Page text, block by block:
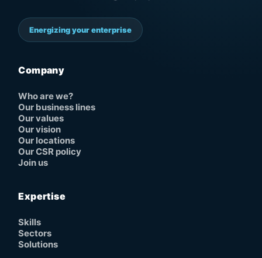
Energizing your enterprise
Company
Who are we?
Our business lines
Our values
Our vision
Our locations
Our CSR policy
Join us
Expertise
Skills
Sectors
Solutions